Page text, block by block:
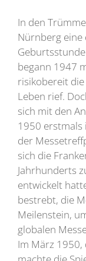
In den
Nürnberg eine
begann 1947
risikobereit die
Leben rief.
sich mit den
1950 erstmals
der
sich die
Jahrhunderts
entwickelt
bestrebt, die
Meilenstein,
globalen
Im März 1950,